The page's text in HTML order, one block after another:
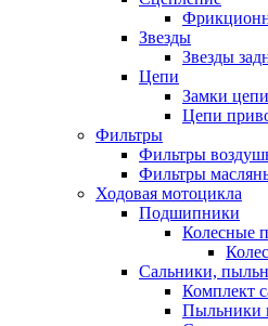
Звезды
Звезды
Цепи
Замки цепи
Цепи
Фильтры
Фильтры
Фильтры
Ходовая мотоцикла
Подшипники
Колесные
Сальники,
Комплект
Пыльники